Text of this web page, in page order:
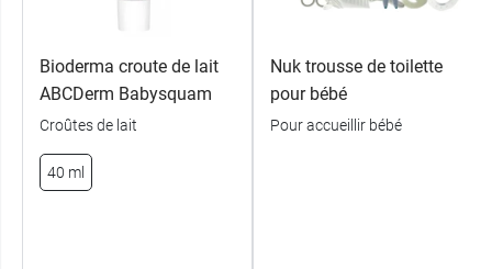
Bioderma croute de lait
ABCDerm Babysquam
Croûtes de lait
40 ml
Nuk trousse de toilette
pour bébé
Pour accueillir bébé